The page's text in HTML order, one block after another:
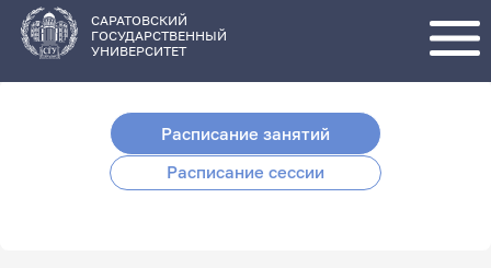
основному
содержанию
САРАТОВСКИЙ
ГОСУДАРСТВЕННЫЙ
УНИВЕРСИТЕТ
Расписание занятий
Расписание сессии